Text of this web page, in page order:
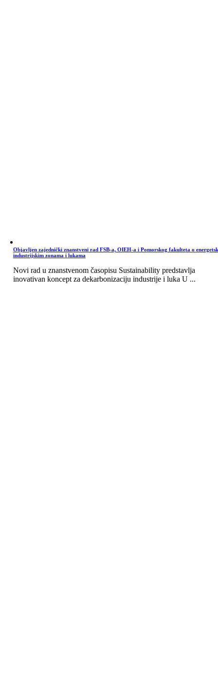
Objavljen zajednički znanstveni rad FSB-a, OIEH-a i Pomorskog fakulteta o
industrijskim zonama i lukama
Novi rad u znanstvenom časopisu Sustainability predstavlja
inovativan koncept za dekarbonizaciju industrije i luka U ...